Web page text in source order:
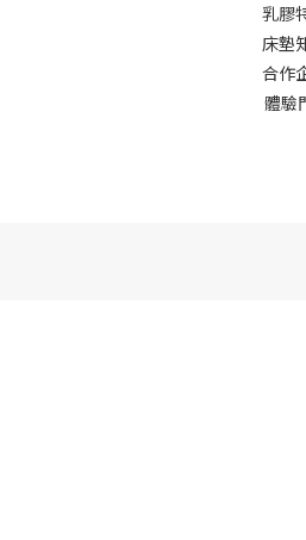
乳膠
床墊
合作
體驗